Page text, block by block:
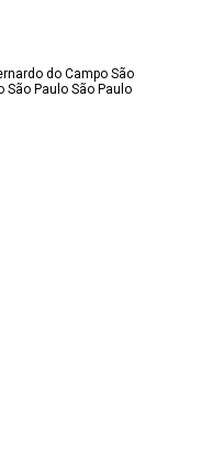
do Campo São
São Paulo São Paulo